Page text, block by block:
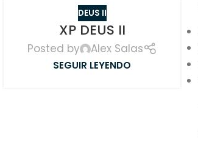
DEUS II
XP DEUS II
Posted by Alex Salas
SEGUIR LEYENDO